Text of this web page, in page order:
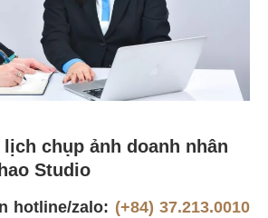
chụp ảnh doanh nhân
Studio
hotline/zalo: (+84) 37.213.0010